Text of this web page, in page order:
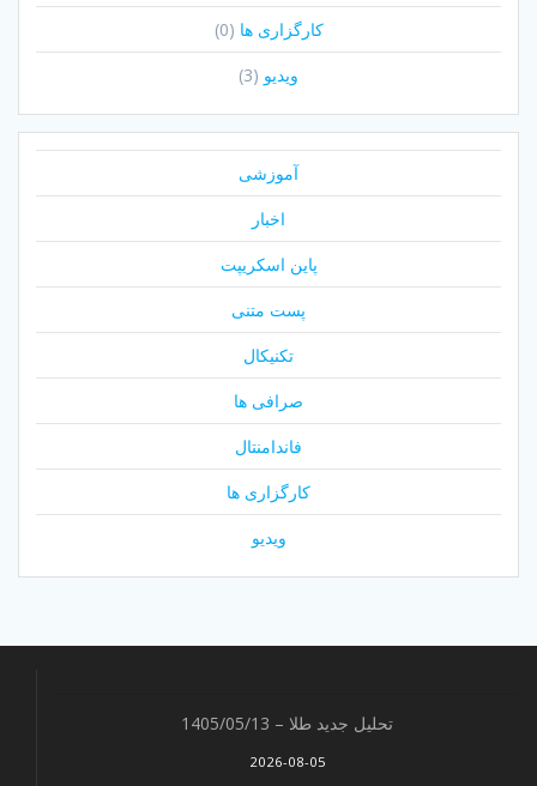
کارگزاری ها (0)
ویدیو (3)
آموزشی
اخبار
پاین اسکریپت
پست متنی
تکنیکال
صرافی ها
فاندامنتال
کارگزاری ها
ویدیو
تحلیل جدید طلا – 1405/05/13
2026-08-05